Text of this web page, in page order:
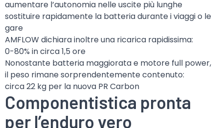
aumentare l’autonomia nelle uscite più lunghe
sostituire rapidamente la batteria durante i viaggi o le
gare
AMFLOW dichiara inoltre una ricarica rapidissima:
0-80% in circa 1,5 ore
Nonostante batteria maggiorata e motore full power,
il peso rimane sorprendentemente contenuto:
circa 22 kg per la nuova PR Carbon
Componentistica pronta
per l’enduro vero